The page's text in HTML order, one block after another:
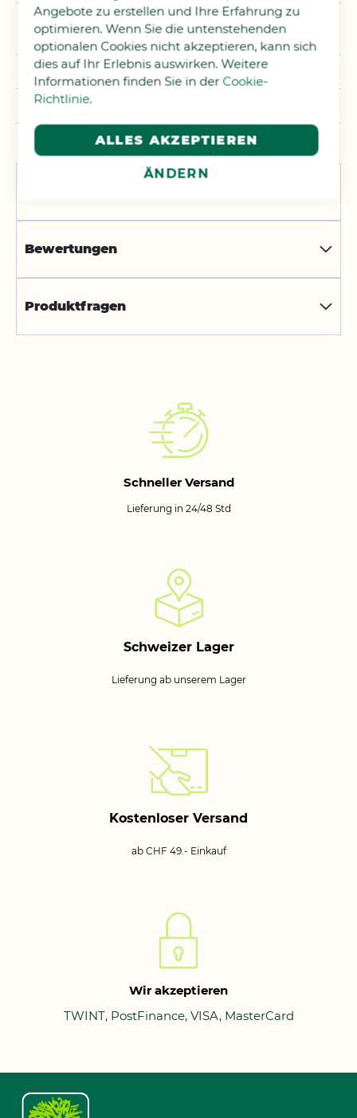
Angebote zu erstellen und Ihre Erfahrung zu
optimieren. Wenn Sie die untenstehenden
optionalen Cookies nicht akzeptieren, kann sich
dies auf Ihr Erlebnis auswirken. Weitere
Informationen finden Sie in der Cookie-
Richtlinie.
ALLES AKZEPTIEREN
ÄNDERN
Nicht an Tieren getestet,
Ökologisch
300 ml
Bewertungen
Produktfragen
Schneller Versand
Lieferung in 24/48 Std
Schweizer Lager
Lieferung ab unserem Lager
Kostenloser Versand
ab CHF 49.- Einkauf
Wir akzeptieren
TWINT, PostFinance, VISA, MasterCard